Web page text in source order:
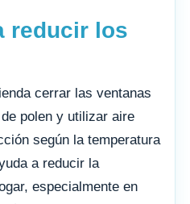
reducir los
cerrar las ventanas
polen y utilizar aire
según la temperatura
a reducir la
especialmente en